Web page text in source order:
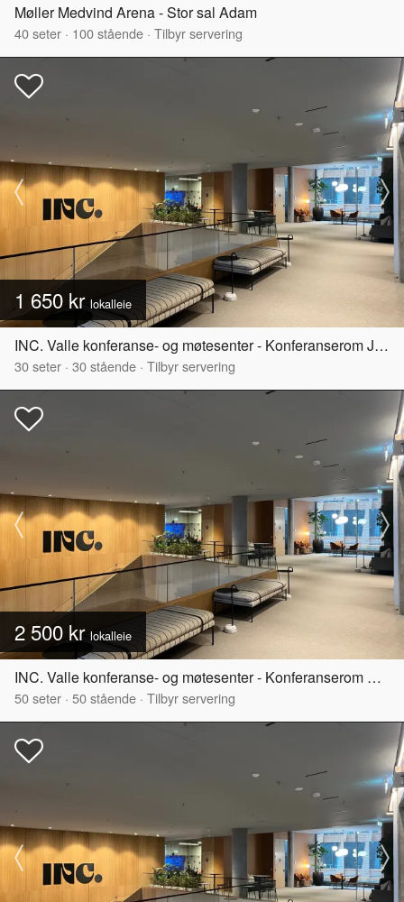
Møller Medvind Arena - Stor sal Adam
40seter · 100stående · Tilbyr servering
1 650 kr lokalleie
INC. Valle konferanse- og møtesenter - Konferanserom Jordal
30seter · 30stående · Tilbyr servering
2 500 kr lokalleie
INC. Valle konferanse- og møtesenter - Konferanserom Kampen
50seter · 50stående · Tilbyr servering